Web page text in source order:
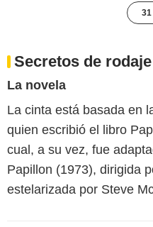
31
Secretos de rodaje
La novela
La cinta está basada en
quien escribió el libro
cual, a su vez, fue
Papillon (1973), dirigida
estelarizada por Steve